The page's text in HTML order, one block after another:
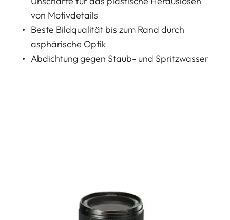
von Motivdetails
Beste Bildqualität bis zum Rand durch
asphärische Optik
Abdichtung gegen Staub- und Spritzwasser